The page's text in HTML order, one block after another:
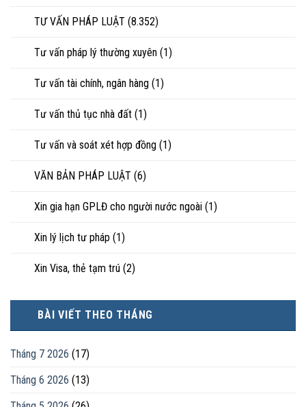
TƯ VẤN PHÁP LUẬT (8.352)
Tư vấn pháp lý thường xuyên (1)
Tư vấn tài chính, ngân hàng (1)
Tư vấn thủ tục nhà đất (1)
Tư vấn và soát xét hợp đồng (1)
VĂN BẢN PHÁP LUẬT (6)
Xin gia hạn GPLĐ cho người nước ngoài (1)
Xin lý lịch tư pháp (1)
Xin Visa, thẻ tạm trú (2)
BÀI VIẾT THEO THÁNG
Tháng 7 2026 (17)
Tháng 6 2026 (13)